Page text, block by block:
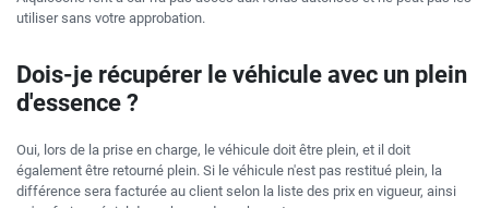
utiliser sans votre approbation.
Dois-je récupérer le véhicule avec un plein
d'essence ?
Oui, lors de la prise en charge, le véhicule doit être plein, et il doit
également être retourné plein. Si le véhicule n'est pas restitué plein, la
différence sera facturée au client selon la liste des prix en vigueur, ainsi